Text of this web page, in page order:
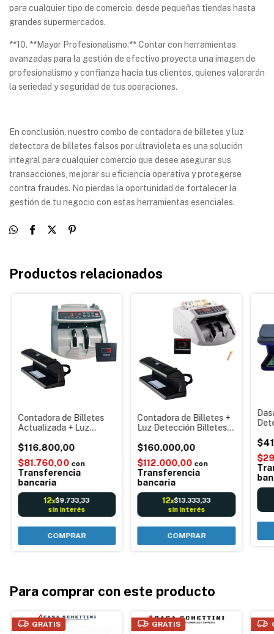
para cualquier tipo de comercio, desde pequeñas tiendas hasta
grandes supermercados.
**10. **Mayor Profesionalismo:** Contar con herramientas
avanzadas para la gestión de efectivo proyecta una imagen de
profesionalismo y confianza hacia tus clientes, quienes valorarán
la seriedad y seguridad de tus operaciones.
En conclusión, nuestro combo de contadora de billetes y luz
detectora de billetes falsos por ultravioleta es una solución
integral para cualquier comercio que desee asegurar sus
transacciones, mejorar su eficiencia operativa y protegerse
contra fraudes. No pierdas la oportunidad de fortalecer la
gestión de tu negocio con estas herramientas esenciales.
Productos relacionados
Contadora de Billetes
Actualizada + Luz
Combo Integral Caja
Comercios Cobro
Detección
$116.800,00
$81.760,00 con
Transferencia
bancaria
12x$9.733,33
sin interés
Contadora de Billetes +
Luz Detección Billetes
Integral Caja Comercios
Cobro Detector Uv
$160.000,00
$112.000,00 con
Transferencia
bancaria
12x$13.333,33
sin interés
Para comprar con este producto
GRATIS GRATIS